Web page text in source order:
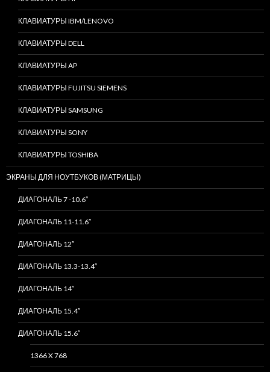
КЛАВИАТУРЫ IBM/LENOVO
КЛАВИАТУРЫ DELL
КЛАВИАТУРЫ AP
КЛАВИАТУРЫ FUJITSU SIEMENS
КЛАВИАТУРЫ SAMSUNG
КЛАВИАТУРЫ SONY
КЛАВИАТУРЫ TOSHIBA
ЭКРАНЫ ДЛЯ НОУТБУКОВ (МАТРИЦЫ)
ДИАГОНАЛЬ 7 -10.6″
ДИАГОНАЛЬ 11-11.6″
ДИАГОНАЛЬ 12″
ДИАГОНАЛЬ 13.3-13.4″
ДИАГОНАЛЬ 14″
ДИАГОНАЛЬ 15.4″
ДИАГОНАЛЬ 15.6″
1366 X 768